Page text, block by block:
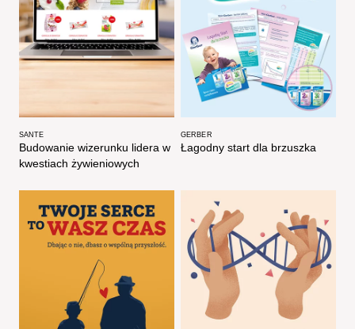
SANTE
Budowanie wizerunku lidera w
kwestiach żywieniowych
GERBER
Łagodny start dla brzuszka